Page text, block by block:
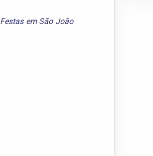
Festas em São João